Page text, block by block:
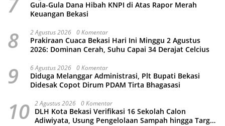
Gula-Gula Dana Hibah KNPI di Atas Rapor Merah
Keuangan Bekasi
8 2 Agustus 2026 0 Komentar
Prakiraan Cuaca Bekasi Hari Ini Minggu 2 Agustus
2026: Dominan Cerah, Suhu Capai 34 Derajat Celcius
9 6 Agustus 2026 0 Komentar
Diduga Melanggar Administrasi, Plt Bupati Bekasi
Didesak Copot Dirum PDAM Tirta Bhagasasi
10 2 Agustus 2026 0 Komentar
DLH Kota Bekasi Verifikasi 16 Sekolah Calon
Adiwiyata, Usung Pengelolaan Sampah hingga Target